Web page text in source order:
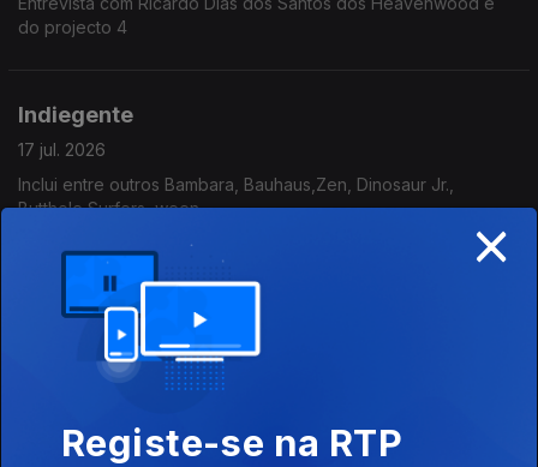
do projecto 4
Indiegente
17 jul. 2026
Inclui entre outros Bambara, Bauhaus,Zen, Dinosaur Jr.,
Butthole Surfers, ween....
Indiegente
Entrevista aos Maquina. sobre o disco Body Transmission
Indiegente
×
Registe-se na RTP